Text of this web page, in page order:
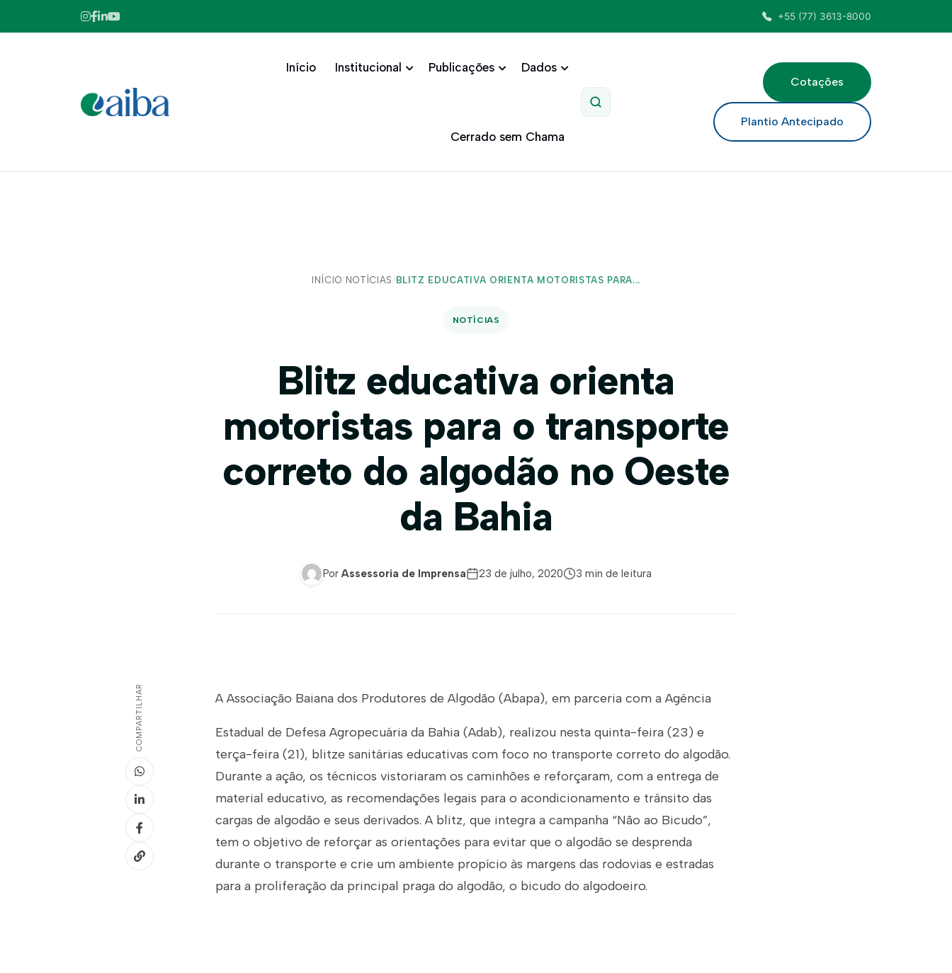
+55 (77) 3613-8000
Início Institucional Publicações Dados
Cerrado sem Chama
Pesquisar
Cotações
Plantio Antecipado
INÍCIO/ NOTÍCIAS / BLITZ EDUCATIVA ORIENTA MOTORISTAS PARA...
NOTÍCIAS
Blitz educativa orienta
motoristas para o transporte
correto do algodão no Oeste
da Bahia
Por Assessoria de Imprensa 23 de julho, 2020 3 min de leitura
COMPARTILHAR A Associação Baiana dos Produtores de Algodão (Abapa), em parceria com a Agência
Estadual de Defesa Agropecuária da Bahia (Adab), realizou nesta quinta-feira (23) e
terça-feira (21), blitze sanitárias educativas com foco no transporte correto do algodão.
Durante a ação, os técnicos vistoriaram os caminhões e reforçaram, com a entrega de
material educativo, as recomendações legais para o acondicionamento e trânsito das
cargas de algodão e seus derivados. A blitz, que integra a campanha “Não ao Bicudo”,
tem o objetivo de reforçar as orientações para evitar que o algodão se desprenda
durante o transporte e crie um ambiente propício às margens das rodovias e estradas
para a proliferação da principal praga do algodão, o bicudo do algodoeiro.